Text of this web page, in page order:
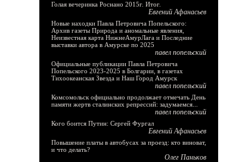
Голая вечеринка Роснано 2015г. Итог.
Евгений Афанасьев
Новые находки Павла Петровича Попельского:
Архив газеты Природа и аномальные явления,
Неизвестная карта НижнеАмурЛага и Последние
выставки автора в Амурске по 2025
павел попельский
Официальные публикации Павла Петровича
Попельского 2023-2025 в Болгарии, в газетах
Тихоокеанская Звезда и Наш Город Амурск
павел попельский
Комсомольск официально продолжает отмечать День
памяти жертв сталинских репрессий: задумаемся...
павел попельский
Кого боится Путин: Сергей Фургал
Евгений Афанасьев
Повышение платы в автобусах за проезд: кто виноват,
и что делать?
Олег Паньков